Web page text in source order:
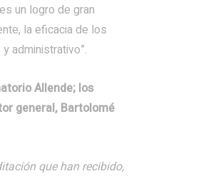
un logro de gran
la eficacia de los
administrativo”.
Allende; los
general, Bartolomé
que han recibido,